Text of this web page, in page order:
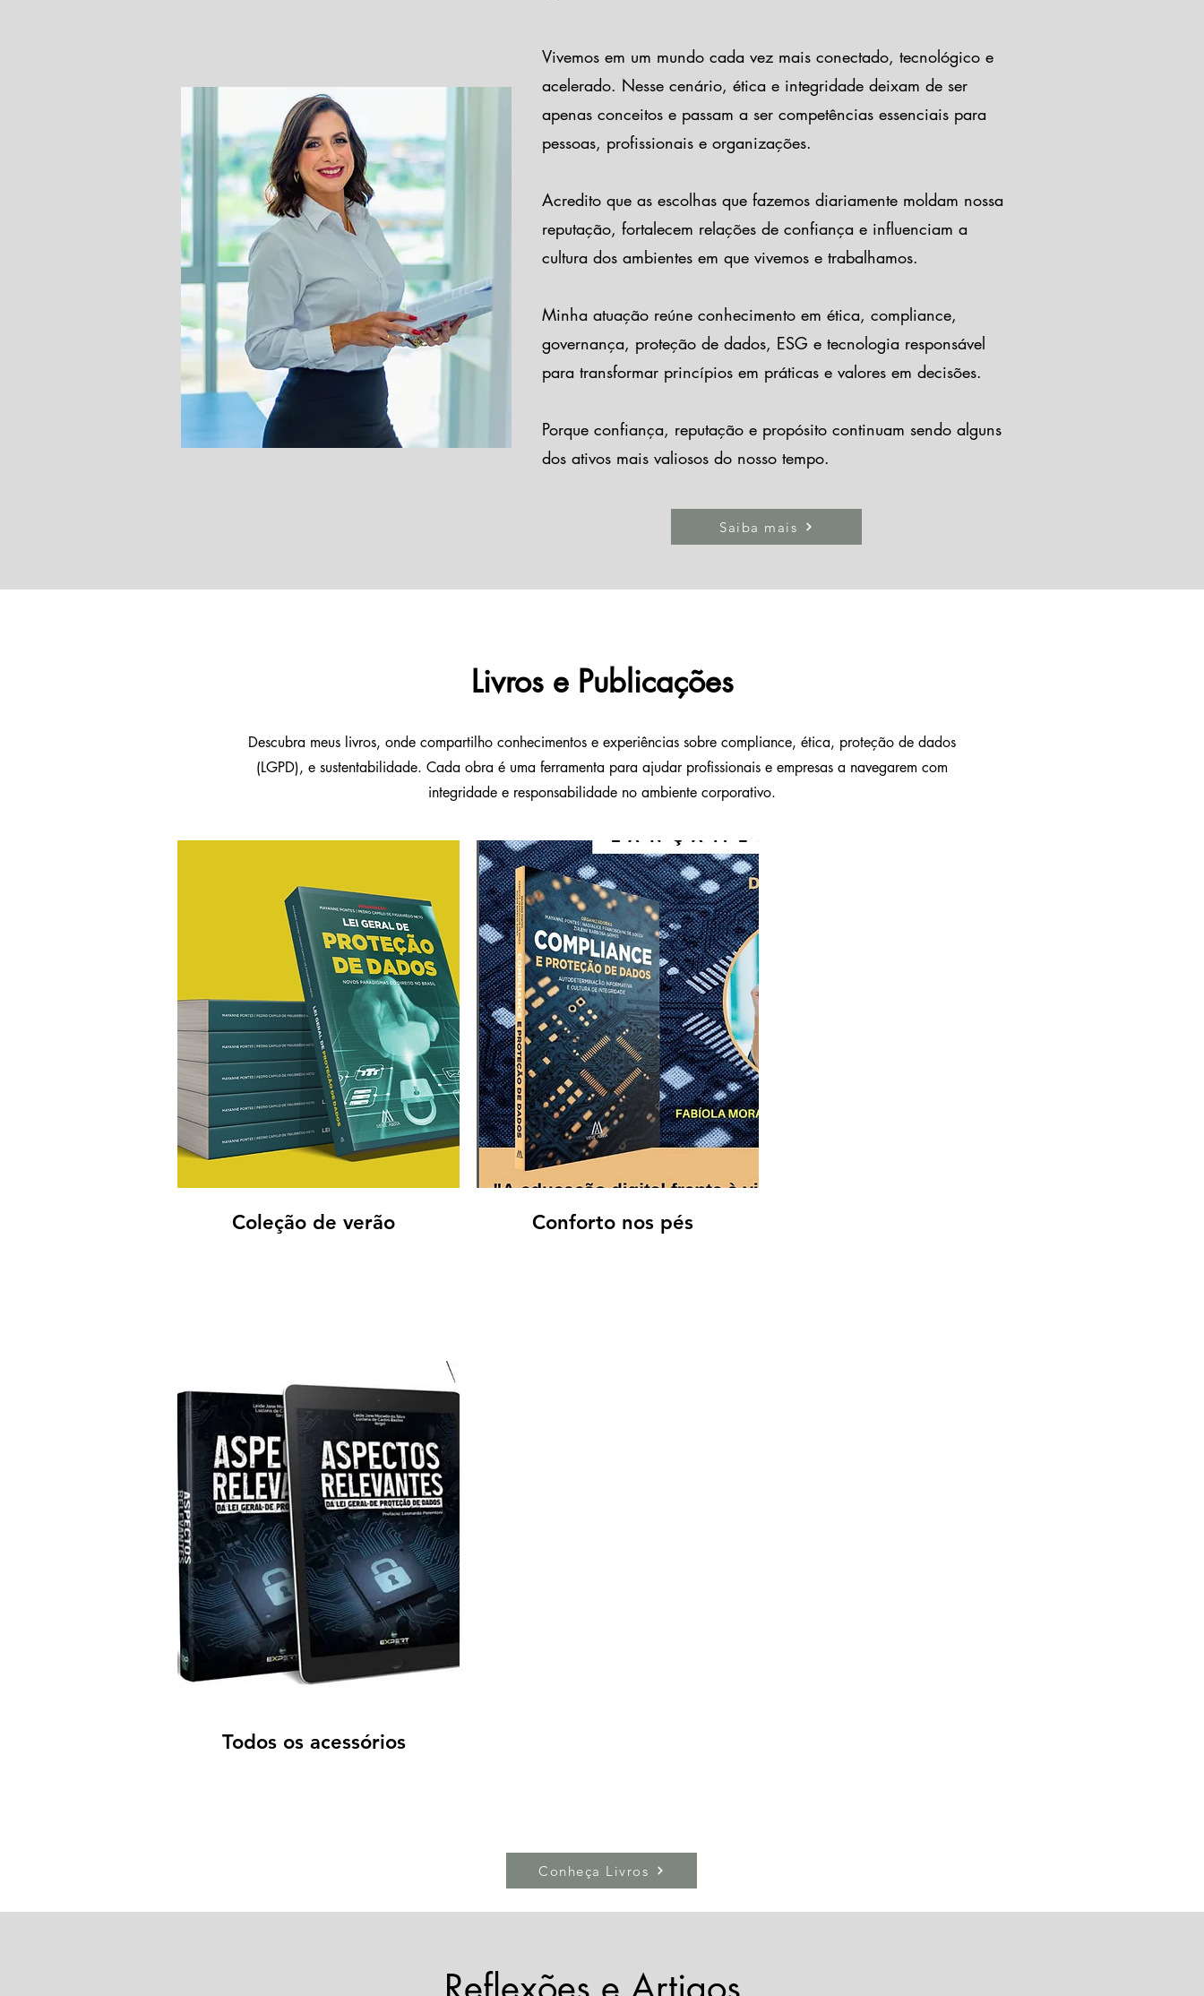
Vivemos em um mundo cada vez mais conectado, tecnológico e
acelerado. Nesse cenário, ética e integridade deixam de ser
apenas conceitos e passam a ser competências essenciais para
pessoas, profissionais e organizações.
Acredito que as escolhas que fazemos diariamente moldam nossa
reputação, fortalecem relações de confiança e influenciam a
cultura dos ambientes em que vivemos e trabalhamos.
Minha atuação reúne conhecimento em ética, compliance,
governança, proteção de dados, ESG e tecnologia responsável
para transformar princípios em práticas e valores em decisões.
Porque confiança, reputação e propósito continuam sendo alguns
dos ativos mais valiosos do nosso tempo.
Saiba mais
Livros e Publicações
Descubra meus livros, onde compartilho conhecimentos e experiências sobre compliance, ética, proteção de dados
(LGPD), e sustentabilidade. Cada obra é uma ferramenta para ajudar profissionais e empresas a navegarem com
integridade e responsabilidade no ambiente corporativo.
Coleção de verão Conforto nos pés
Todos os acessórios
Conheça Livros